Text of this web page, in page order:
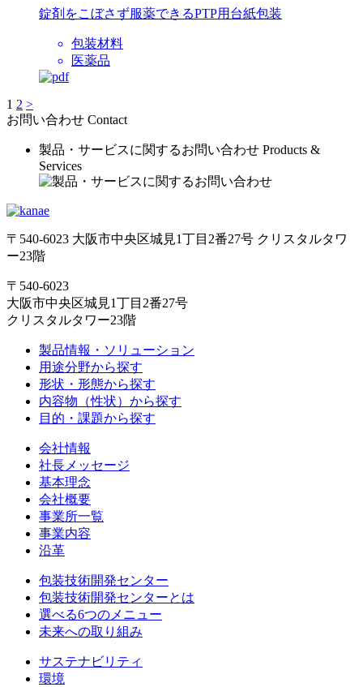
錠剤をこぼさず服薬できるPTP用台紙包装
包装材料
医薬品
1 2 >
お問い合わせ Contact
製品・サービスに関するお問い合わせ Products &
Services
〒540-6023 大阪市中央区城見1丁目2番27号 クリスタルタワ
ー23階
〒540-6023
大阪市中央区城見1丁目2番27号
クリスタルタワー23階
製品情報・ソリューション
用途分野から探す
形状・形態から探す
内容物（性状）から探す
目的・課題から探す
会社情報
社長メッセージ
基本理念
会社概要
事業所一覧
事業内容
沿革
包装技術開発センター
包装技術開発センターとは
選べる6つのメニュー
未来への取り組み
サステナビリティ
環境